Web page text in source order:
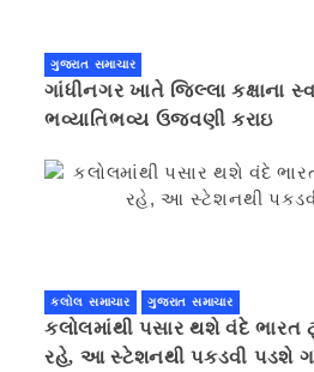
ગુજરાત સમાચાર
ગાંધીનગર ખાતે જિલ્લા કક્ષાના
ભવ્યાતિભવ્ય ઉજવણી કરાઇ
કલોલ સમાચાર ગુજરાત સમાચાર
કલોલમાંથી પસાર થશે વંદે ભારત
રહે, આ સ્ટેશનથી પકડવી પડશે